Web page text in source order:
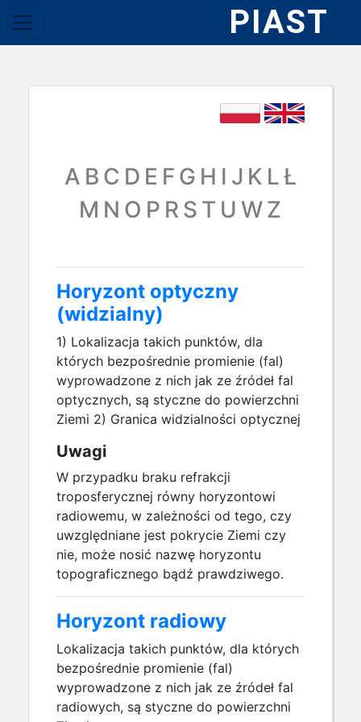
PIAST
A B C D E F G H I J K LŁ
M N O P R S T U WZ
Horyzont optyczny
(widzialny)
1) Lokalizacja takich punktów, dla
których bezpośrednie promienie (fal)
wyprowadzone z nich jak ze źródeł fal
optycznych, są styczne do powierzchni
Ziemi 2) Granica widzialności optycznej
Uwagi
W przypadku braku refrakcji
troposferycznej równy horyzontowi
radiowemu, w zależności od tego, czy
uwzględniane jest pokrycie Ziemi czy
nie, może nosić nazwę horyzontu
topograficznego bądź prawdziwego.
Horyzont radiowy
Lokalizacja takich punktów, dla których
bezpośrednie promienie (fal)
wyprowadzone z nich jak ze źródeł fal
radiowych, są styczne do powierzchni